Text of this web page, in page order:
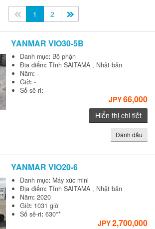
<<1 2
YANMARVIO30-5B
Danh mục: Bộ phận
Địa điểm:Tỉnh SAITAMA , Nhật bản
Năm:-
Giờ:-
Số sê-ri:-
JPY66,000
Hiển thị chi tiết
Đánh dấu
YANMARVIO20-6
Danh mục: Máy xúc mini
Địa điểm:Tỉnh SAITAMA , Nhật bản
Năm:2020
Giờ: 1031 giờ
Số sê-ri:630**
JPY2,700,000